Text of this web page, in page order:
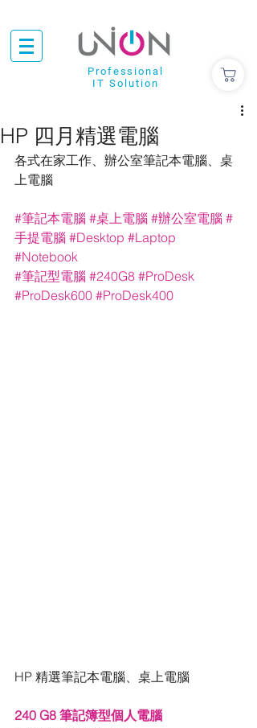
Professional
IT Solution
HP 四月精選電腦
各式在家工作、辦公室筆記本電腦、桌
上電腦
#筆記本電腦 #桌上電腦 #辦公室電腦 #
手提電腦 #Desktop #Laptop
#Notebook
#筆記型電腦 #240G8 #ProDesk
#ProDesk600 #ProDesk400
HP 精選筆記本電腦、桌上電腦
240 G8 筆記簿型個人電腦